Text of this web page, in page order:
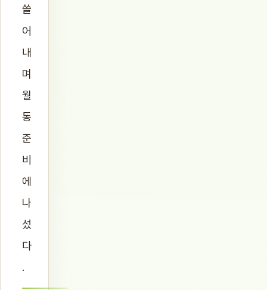
쓸
어
내
며
월
동
준
비
에
나
섰
다
.